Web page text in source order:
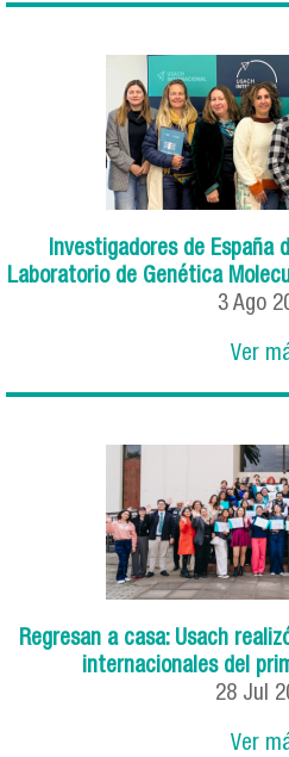
Investigadores de España
Laboratorio de Genética
3 Ago
Ver
Regresan a casa: Usach
internacionales del
28 Jul
Ver